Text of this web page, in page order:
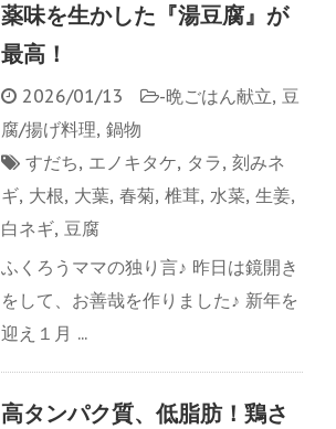
薬味を生かした『湯豆腐』が
最高！
2026/01/13 -晩ごはん献立, 豆
腐/揚げ料理, 鍋物
すだち, エノキタケ, タラ, 刻みネ
ギ, 大根, 大葉, 春菊, 椎茸, 水菜, 生姜,
白ネギ, 豆腐
ふくろうママの独り言♪ 昨日は鏡開き
をして、お善哉を作りました♪ 新年を
迎え１月 ...
高タンパク質、低脂肪！鶏さ